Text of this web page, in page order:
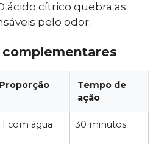
ácido cítrico quebra as
pelo odor.
Proporção
Tempo de
ação
com água 30 minutos